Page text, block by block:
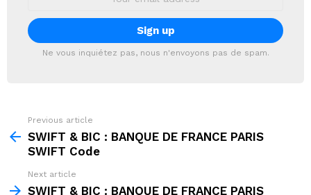
Ne vous inquiétez pas, nous n'envoyons pas de spam.
more
Previous article
SWIFT & BIC : BANQUE DE FRANCE PARIS
SWIFT Code
Next article
SWIFT & BIC : BANQUE DE FRANCE PARIS